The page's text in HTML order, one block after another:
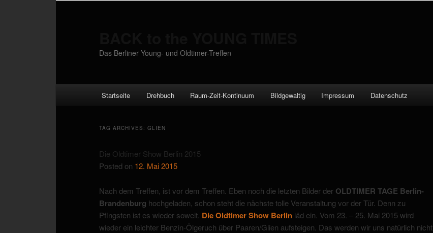
Das Berliner Young- und Oldtimer-Treffen
Skip to primary content
Skip to secondary content
Startseite Drehbuch Raum-Zeit-Kontinuum Bildgewaltig Impressum Datenschutz
TAG ARCHIVES: GLIEN
Die Oldtimer Show Berlin 2015
Posted on 12. Mai 2015
Nach dem Treffen, ist vor dem Treffen. Eben noch die letzten Bilder der OLDTIMER TAGE Berlin-
Brandenburg hochgeladen, schon steht die nächste tolle Veranstaltung vor der Tür. Denn zu
Pfingsten ist es wieder soweit. Die Oldtimer Show Berlin läd ein. Vom 23. – 25. Mai 2015 wird
wieder ein leichter Benzin-Ölgeruch über Paaren/Glien aufsteigen. Das werden wir uns natürlich nicht